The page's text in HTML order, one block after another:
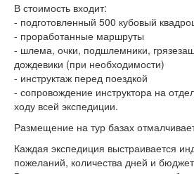
В стоимость входит:
- подготовленный 500 кубовый
- проработанные маршруты
- шлема, очки, подшлемники,
дождевики (при необходимости)
- инструктаж перед поездкой
- сопровождение инструктора на
ходу всей экспедиции.
Размещение на тур базах
Каждая экспедиция выстраивается
пожеланий, количества дней и